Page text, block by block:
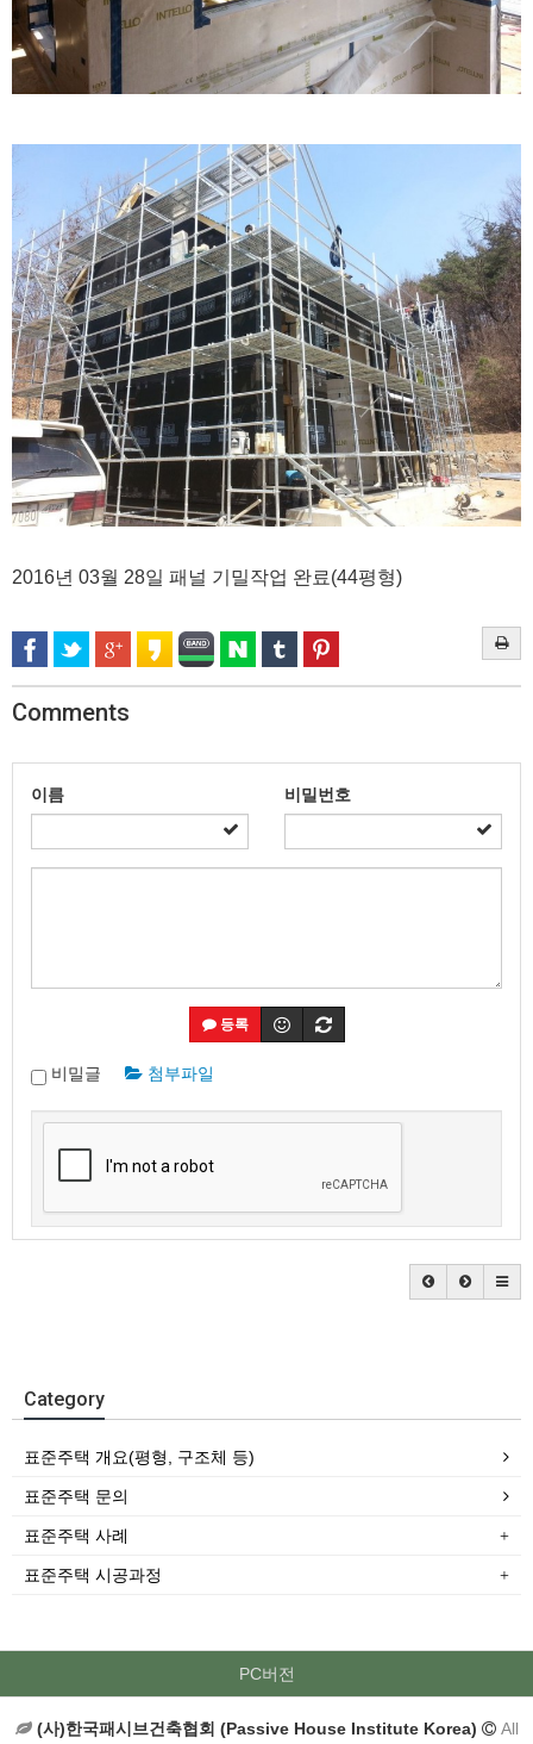
2016년 03월 28일 패널 기밀작업 완료(44평형)
Comments
이름 비밀번호
등록
비밀글 첨부파일
Category
표준주택 개요(평형, 구조체 등)
표준주택 문의
표준주택 사례
표준주택 시공과정
PC버전
(사)한국패시브건축협회 (Passive House Institute Korea) All